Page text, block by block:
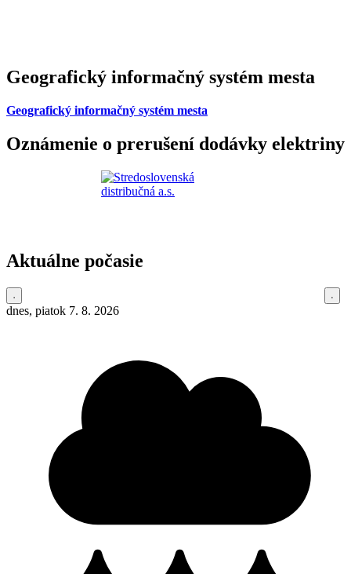
Geografický informačný systém mesta
Geografický informačný systém mesta
Oznámenie o prerušení dodávky elektriny
Aktuálne počasie
dnes, piatok 7. 8. 2026